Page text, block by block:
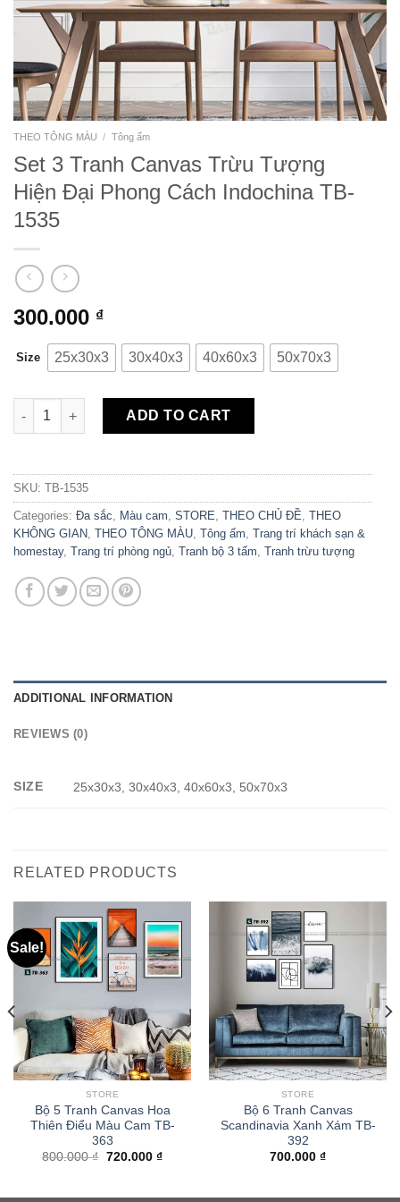
THEO TÔNG MÀU / Tông ấm
Set 3 Tranh Canvas Trừu Tượng
Hiện Đại Phong Cách Indochina TB-
1535
300.000 ₫
Size 25x30x3 30x40x3 40x60x3 50x70x3
Set 3 Tranh Canvas Trừu Tượng Hiện Đại Phong Cách
ADD TO CART
SKU: TB-1535
Categories: Đa sắc, Màu cam, STORE, THEO CHỦ ĐỀ, THEO
KHÔNG GIAN, THEO TÔNG MÀU, Tông ấm, Trang trí khách sạn &
homestay, Trang trí phòng ngủ, Tranh bộ 3 tấm, Tranh trừu tượng
ADDITIONAL INFORMATION
REVIEWS (0)
SIZE 25x30x3, 30x40x3, 40x60x3, 50x70x3
RELATED PRODUCTS
Sale!
STORE
Bộ 5 Tranh Canvas Hoa
Thiên Điểu Màu Cam TB-
363
800.000₫ 720.000 ₫
STORE
Bộ 6 Tranh Canvas
Scandinavia Xanh Xám TB-
392
700.000 ₫